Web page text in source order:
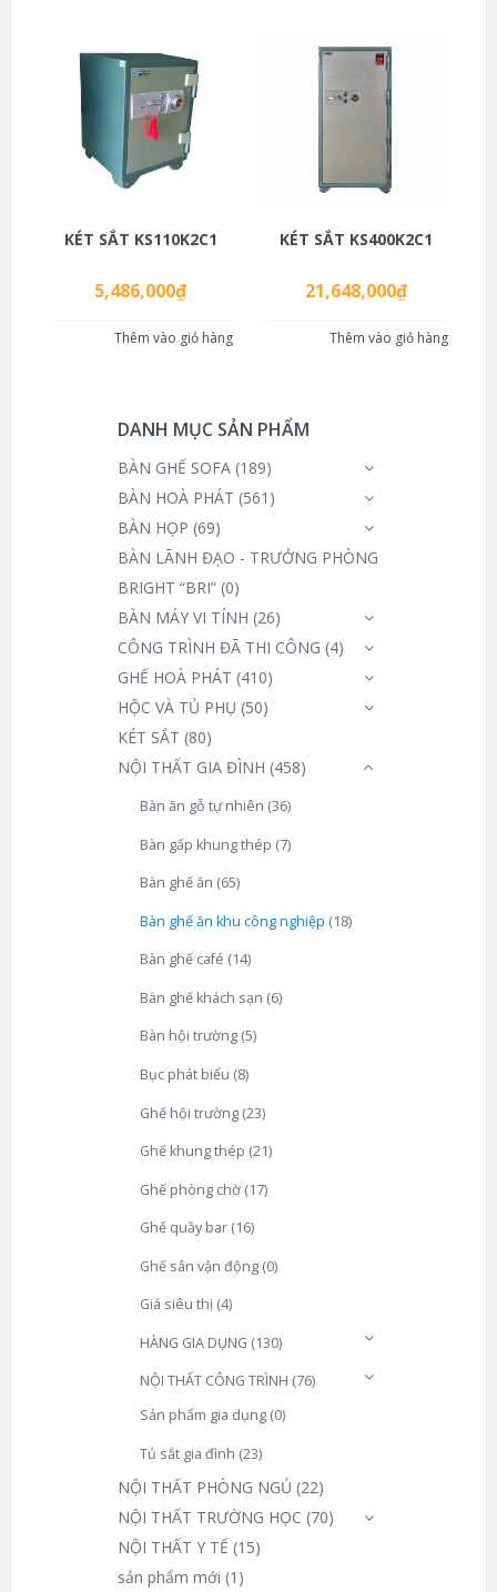
KÉT SẮT KS110K2C1
5,486,000₫
Thêm vào giỏ hàng
KÉT SẮT KS400K2C1
21,648,000₫
Thêm vào giỏ hàng
DANH MỤC SẢN PHẨM
BÀN GHẾ SOFA (189)
BÀN HOÀ PHÁT (561)
BÀN HỌP (69)
BÀN LÃNH ĐẠO - TRƯỞNG PHÒNG
BRIGHT “BRI” (0)
BÀN MÁY VI TÍNH (26)
CÔNG TRÌNH ĐÃ THI CÔNG (4)
GHẾ HOÀ PHÁT (410)
HỘC VÀ TỦ PHỤ (50)
KÉT SẮT (80)
NỘI THẤT GIA ĐÌNH (458)
Bàn ăn gỗ tự nhiên (36)
Bàn gấp khung thép (7)
Bàn ghế ăn (65)
Bàn ghế ăn khu công nghiệp (18)
Bàn ghế café (14)
Bàn ghế khách sạn (6)
Bàn hội trường (5)
Bục phát biểu (8)
Ghế hội trường (23)
Ghế khung thép (21)
Ghế phòng chờ (17)
Ghế quầy bar (16)
Ghế sân vận động (0)
Giá siêu thị (4)
HÀNG GIA DỤNG (130)
NỘI THẤT CÔNG TRÌNH (76)
Sản phẩm gia dụng (0)
Tủ sắt gia đình (23)
NỘI THẤT PHÒNG NGỦ (22)
NỘI THẤT TRƯỜNG HỌC (70)
NỘI THẤT Y TẾ (15)
sản phẩm mới (1)